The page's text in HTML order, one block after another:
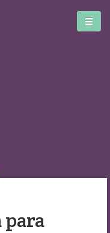
para